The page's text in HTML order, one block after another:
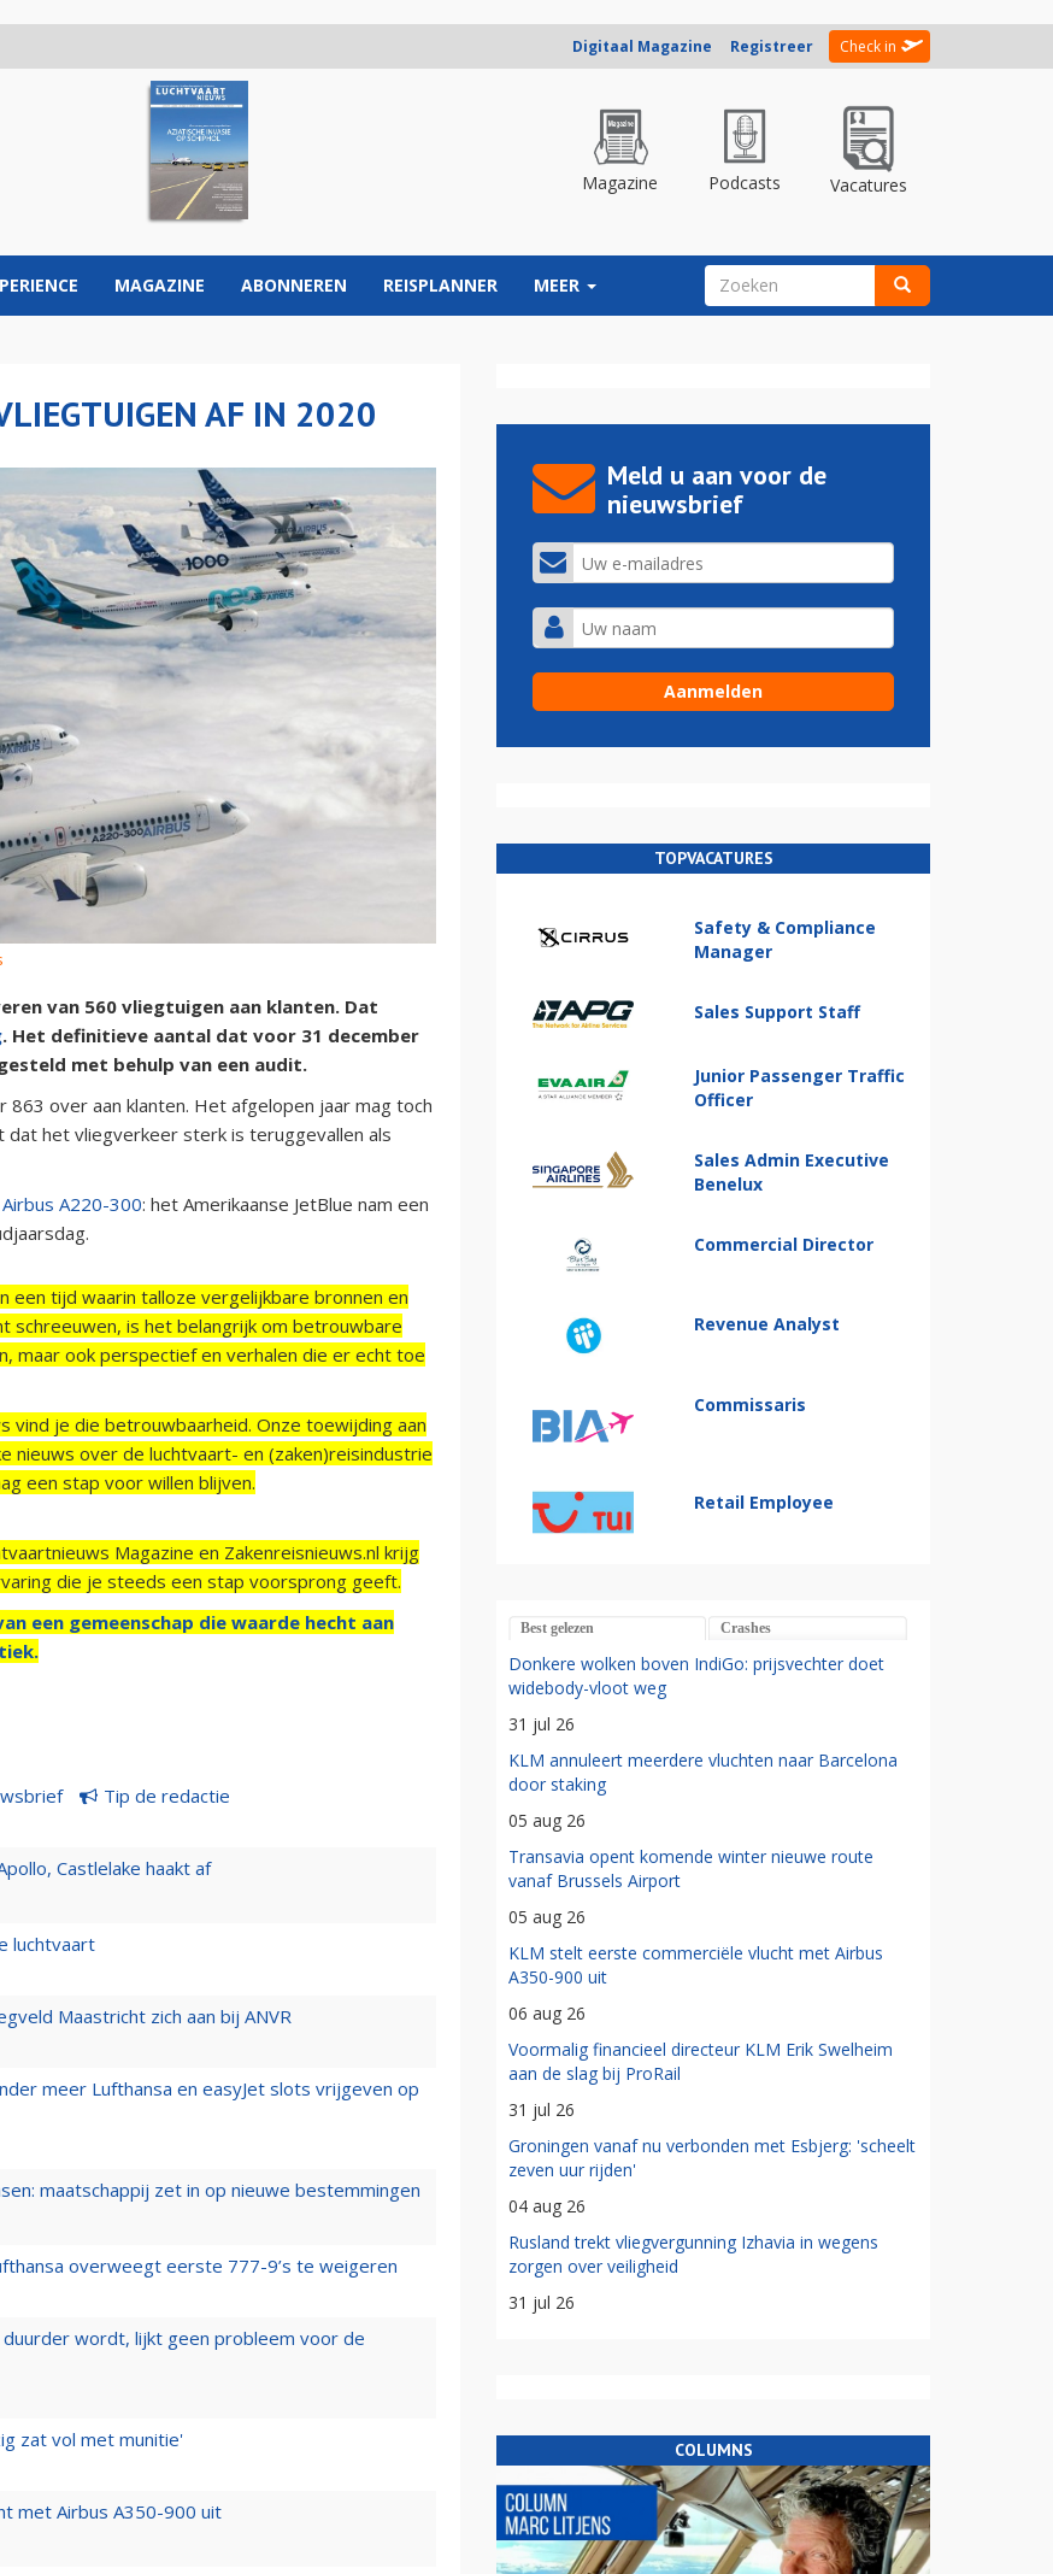
Digitaal Magazine Registreer Check in
Magazine Podcasts Vacatures
MAGAZINE ABONNEREN REISPLANNER MEER ZOEKVELD
AF IN 2020
van 560 vliegtuigen aan klanten. Dat
. Het definitieve aantal dat voor 31 december
met behulp van een audit.
over aan klanten. Het afgelopen jaar mag toch
het vliegverkeer sterk is teruggevallen als
Airbus A220-300: het Amerikaanse JetBlue nam een
een tijd waarin talloze vergelijkbare bronnen en
schreeuwen, is het belangrijk om betrouwbare
maar ook perspectief en verhalen die er echt toe
vind je die betrouwbaarheid. Onze toewijding aan
nieuws over de luchtvaart- en (zaken)reisindustrie
een stap voor willen blijven.
Magazine en Zakenreisnieuws.nl krijg
die je steeds een stap voorsprong geeft.
een gemeenschap die waarde hecht aan
Tip de redactie
Castlelake haakt af
luchtvaart
Maastricht zich aan bij ANVR
meer Lufthansa en easyJet slots vrijgeven op
maatschappij zet in op nieuwe bestemmingen
overweegt eerste 777-9’s te weigeren
wordt, lijkt geen probleem voor de
zat vol met munitie'
met Airbus A350-900 uit
Meld u aan voor de
nieuwsbrief
TOPVACATURES
Safety & Compliance
Manager
Sales Support Staff
Junior Passenger Traffic
Officer
Sales Admin Executive
Benelux
Commercial Director
Revenue Analyst
Commissaris
Retail Employee
Best gelezen Crashes
Donkere wolken boven IndiGo: prijsvechter doet
widebody-vloot weg
31 jul 26
KLM annuleert meerdere vluchten naar Barcelona
door staking
05 aug 26
Transavia opent komende winter nieuwe route
vanaf Brussels Airport
05 aug 26
KLM stelt eerste commerciële vlucht met Airbus
A350-900 uit
06 aug 26
Voormalig financieel directeur KLM Erik Swelheim
aan de slag bij ProRail
31 jul 26
Groningen vanaf nu verbonden met Esbjerg: 'scheelt
zeven uur rijden'
04 aug 26
Rusland trekt vliegvergunning Izhavia in wegens
zorgen over veiligheid
31 jul 26
COLUMNS